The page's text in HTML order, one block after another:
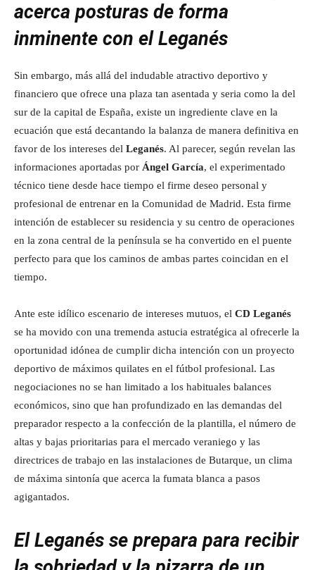
acerca posturas de forma
inminente con el Leganés
Sin embargo, más allá del indudable atractivo deportivo y
financiero que ofrece una plaza tan asentada y seria como la del
sur de la capital de España, existe un ingrediente clave en la
ecuación que está decantando la balanza de manera definitiva en
favor de los intereses del Leganés. Al parecer, según revelan las
informaciones aportadas por Ángel García, el experimentado
técnico tiene desde hace tiempo el firme deseo personal y
profesional de entrenar en la Comunidad de Madrid. Esta firme
intención de establecer su residencia y su centro de operaciones
en la zona central de la península se ha convertido en el puente
perfecto para que los caminos de ambas partes coincidan en el
tiempo.
Ante este idílico escenario de intereses mutuos, el CD Leganés
se ha movido con una tremenda astucia estratégica al ofrecerle la
oportunidad idónea de cumplir dicha intención con un proyecto
deportivo de máximos quilates en el fútbol profesional. Las
negociaciones no se han limitado a los habituales balances
económicos, sino que han profundizado en las demandas del
preparador respecto a la confección de la plantilla, el número de
altas y bajas prioritarias para el mercado veraniego y las
directrices de trabajo en las instalaciones de Butarque, un clima
de máxima sintonía que acerca la fumata blanca a pasos
agigantados.
El Leganés se prepara para recibir